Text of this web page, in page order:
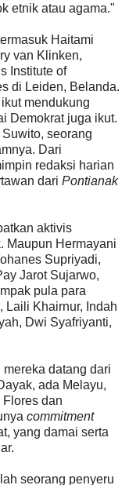
etnik atau agama."
Haitami
van Klinken,
Institute of
di Leiden, Belanda.
mendukung
Demokrat juga ikut.
seorang
Dari
redaksi harian
dari Pontianak
aktivis
Maupun Hermayani
Supriyadi,
Jarot Sujarwo,
pula para
Laili Khairnur, Indah
Dwi Syafriyanti,
datang dari
ada Melayu,
dan
commitment
yang damai serta
seorang penyeru